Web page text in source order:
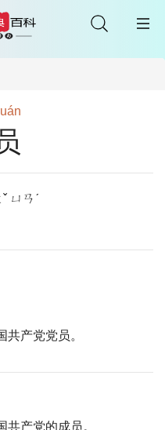
ㄩㄢˊ
产党党员。
产党的成员。